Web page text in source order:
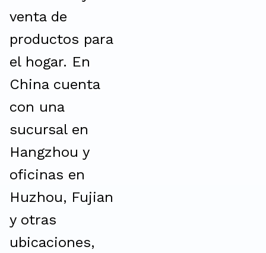
venta de
productos para
el hogar. En
China cuenta
con una
sucursal en
Hangzhou y
oficinas en
Huzhou, Fujian
y otras
ubicaciones,